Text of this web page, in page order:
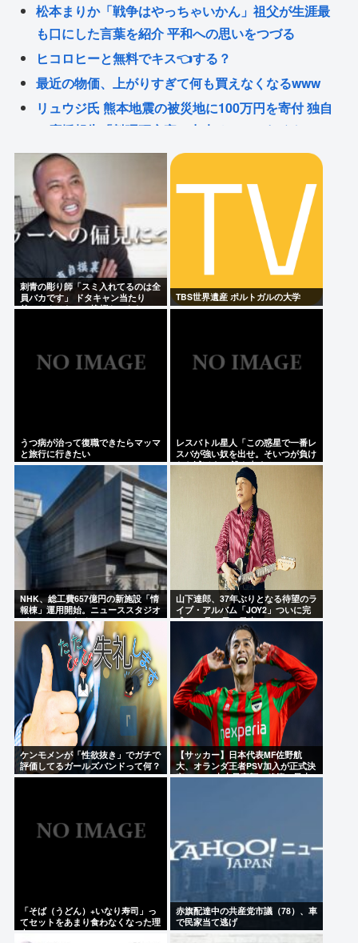
松本まりか「戦争はやっちゃいかん」祖父が生涯最
も口にした言葉を紹介 平和への思いをつづる
ヒコロヒーと無料でキス👈する？
最近の物価、上がりすぎて何も買えなくなるwww
リュウジ氏 熊本地震の被災地に100万円を寄付 独自
の応援報告「料理研究家に出来るのはこれくらい」
高市早苗のニュース記事、コメント欄閉鎖…
EXIT兼近（35）「トー横キッズは悪くない。彼女ら
を利用し搾取しようとする悪い大人たちが問題」
Powered by livedoor 相互RSS
刺青の彫り師「スミ入れてるのは全
員バカです」 ドタキャン当たり
前、カネはない、挨拶もできない
TBS世界遺産 ポルトガルの大学
うつ病が治って復職できたらマッマ
と旅行に行きたい
レスバトル星人「この惑星で一番レ
スバが強い奴を出せ。そいつが負け
たら滅ぼす」 誰を出す？
NHK、総工費657億円の新施設「情
報棟」運用開始。ニューススタジオ
がスケスケになる
山下達郎、37年ぶりとなる待望のラ
イブ・アルバム「JOY2」ついに完
成、10月14日に発売
ケンモメンが「性欲抜き」でガチで
評価してるガールズバンドって何？
【サッカー】日本代表MF佐野航
大、オランダ王者PSV加入が正式決
定！ NEC史上最高額の移籍、最大
「そば（うどん）+いなり寿司」っ
てセットをあまり食わなくなった理
由。
赤旗配達中の共産党市議（78）、車
で民家当て逃げ